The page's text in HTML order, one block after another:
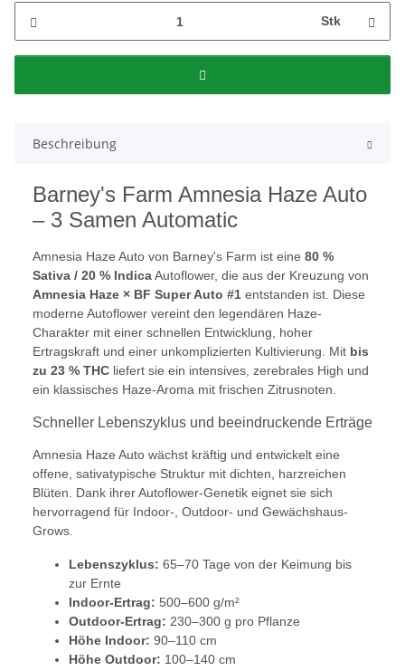
Stk
Beschreibung
Barney's Farm Amnesia Haze Auto
– 3 Samen Automatic
Amnesia Haze Auto von Barney's Farm ist eine 80 %
Sativa / 20 % IndicaAutoflower, die aus der Kreuzung von
Amnesia Haze × BF Super Auto #1 entstanden ist. Diese
moderne Autoflower vereint den legendären Haze-
Charakter mit einer schnellen Entwicklung, hoher
Ertragskraft und einer unkomplizierten Kultivierung. Mit bis
zu 23 % THC liefert sie ein intensives, zerebrales High und
ein klassisches Haze-Aroma mit frischen Zitrusnoten.
Schneller Lebenszyklus und beeindruckende Erträge
Amnesia Haze Auto wächst kräftig und entwickelt eine
offene, sativatypische Struktur mit dichten, harzreichen
Blüten. Dank ihrer Autoflower-Genetik eignet sie sich
hervorragend für Indoor-, Outdoor- und Gewächshaus-
Grows.
Lebenszyklus: 65–70 Tage von der Keimung bis
zur Ernte
Indoor-Ertrag: 500–600 g/m²
Outdoor-Ertrag: 230–300 g pro Pflanze
Höhe Indoor: 90–110 cm
Höhe Outdoor: 100–140 cm